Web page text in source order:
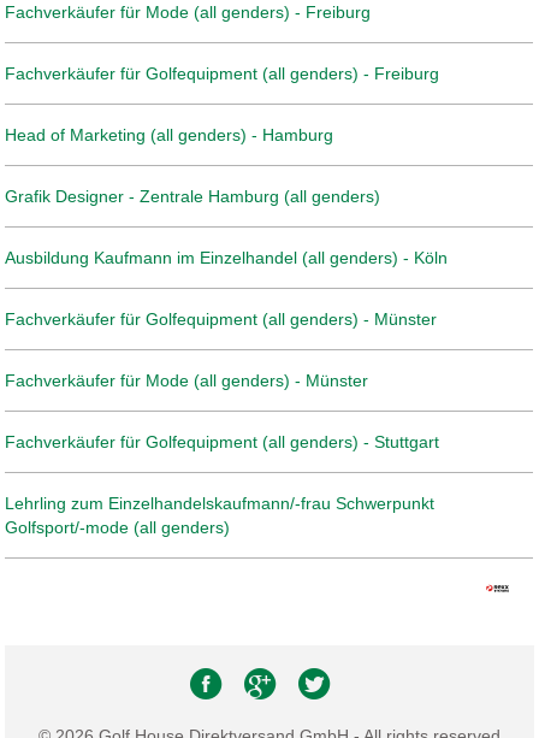
Fachverkäufer für Mode (all genders) - Freiburg
Fachverkäufer für Golfequipment (all genders) - Freiburg
Head of Marketing (all genders) - Hamburg
Grafik Designer - Zentrale Hamburg (all genders)
Ausbildung Kaufmann im Einzelhandel (all genders) - Köln
Fachverkäufer für Golfequipment (all genders) - Münster
Fachverkäufer für Mode (all genders) - Münster
Fachverkäufer für Golfequipment (all genders) - Stuttgart
Lehrling zum Einzelhandelskaufmann/-frau Schwerpunkt
Golfsport/-mode (all genders)